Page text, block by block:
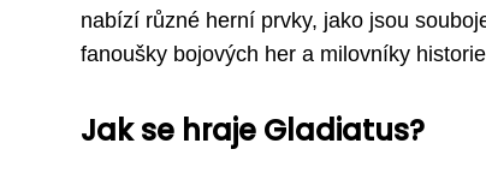
nabízí různé herní prvky, jako jsou
fanoušky bojových her a milovníky
Jak se hraje Gladiatus?